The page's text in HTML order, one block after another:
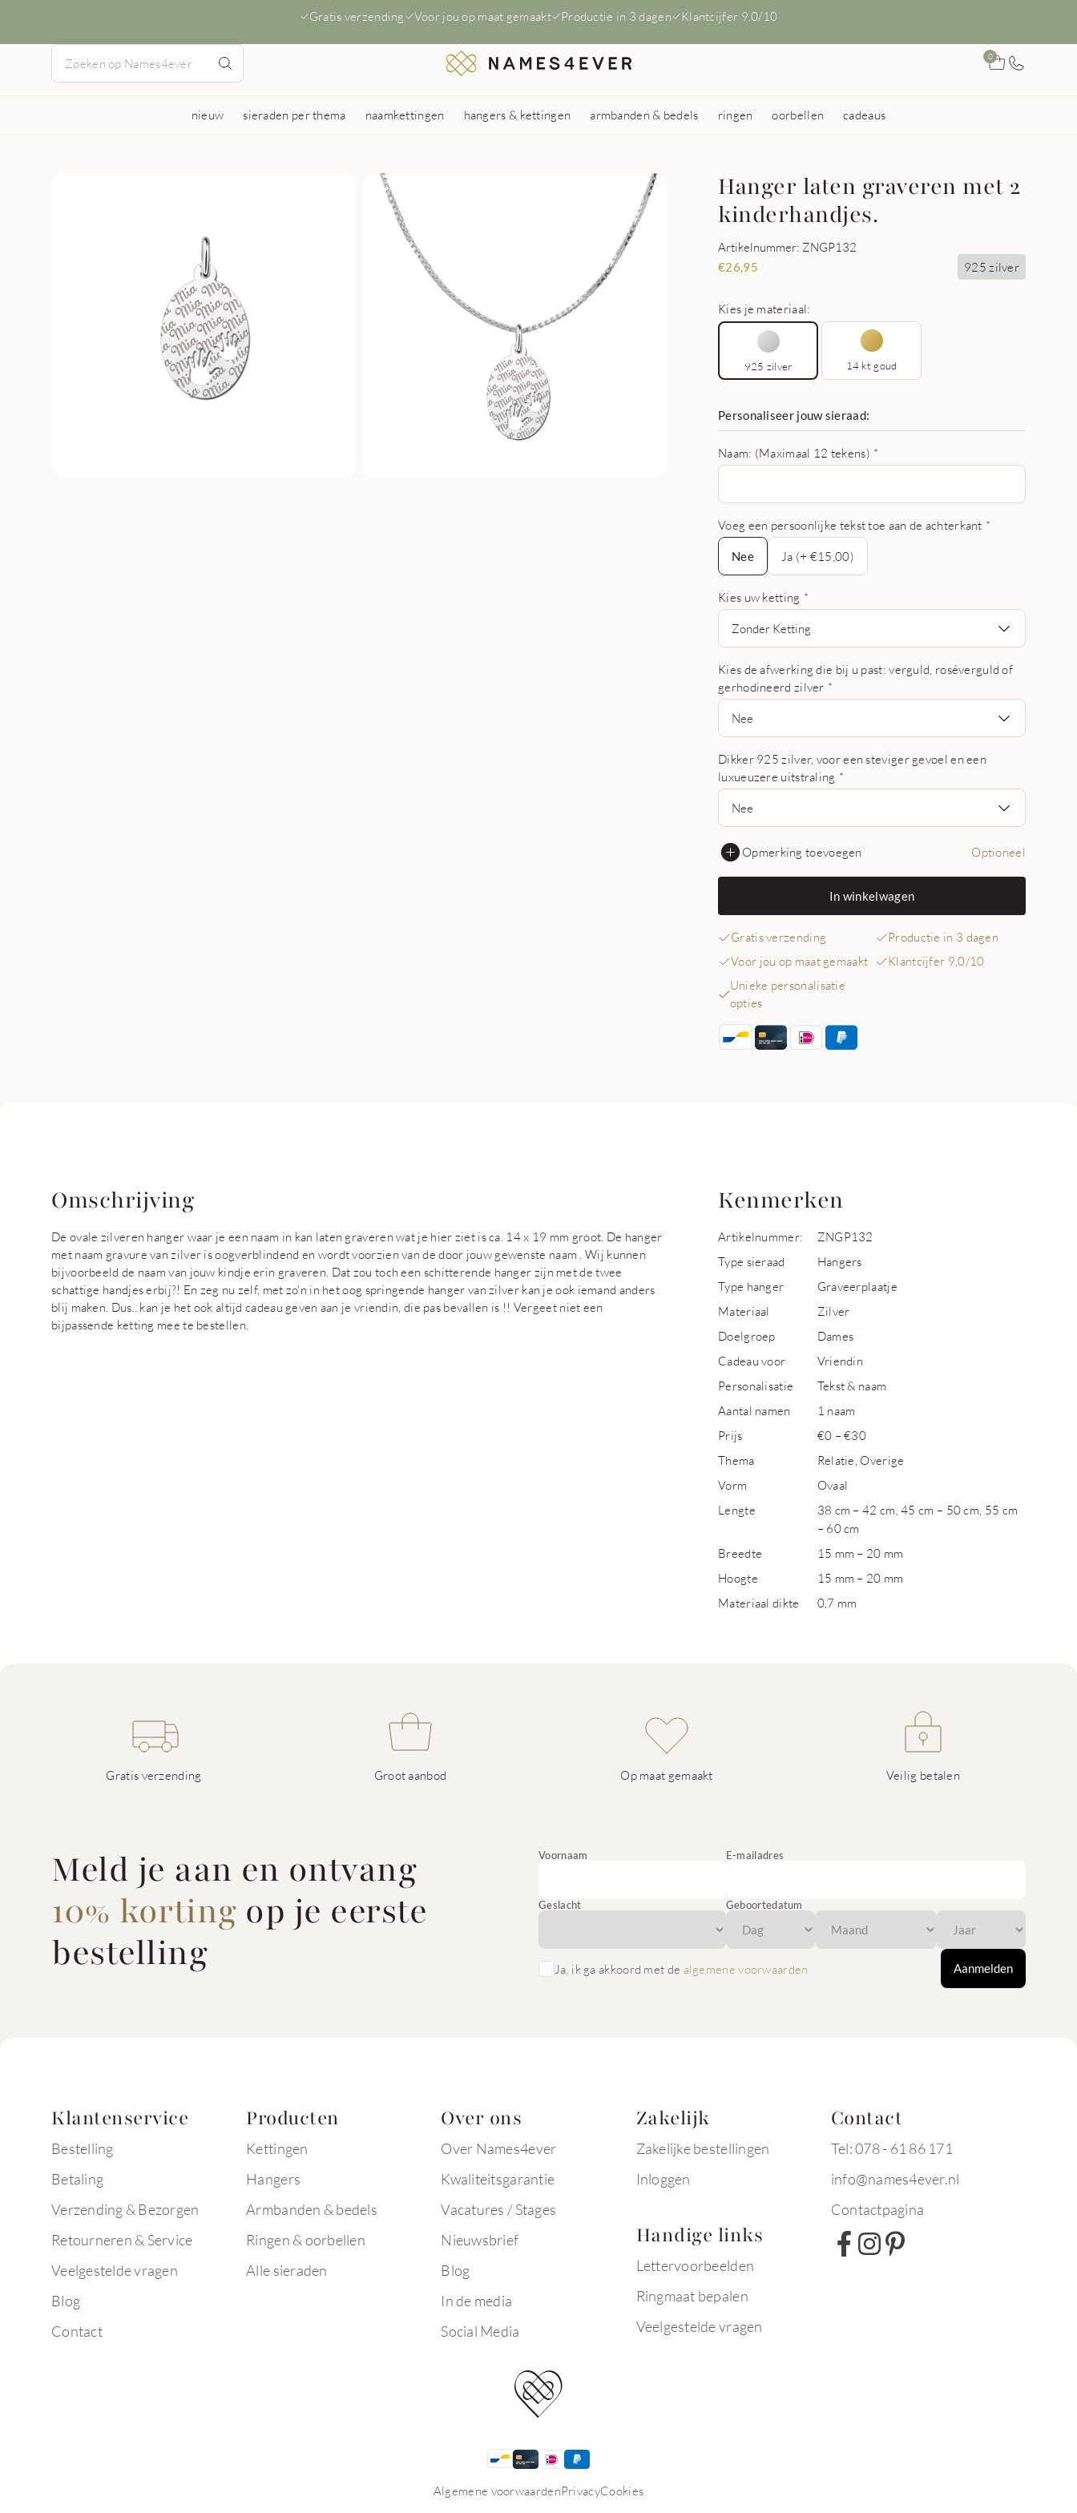
Gratis verzending Voor jou op maat gemaakt Productie in 3 dagen Klantcijfer 9.0/10
0
nieuw sieraden per thema naamkettingen hangers & kettingen armbanden & bedels ringen oorbellen cadeaus
Hanger laten graveren met 2
kinderhandjes.
Artikelnummer: ZNGP132
€26,95 925 zilver
Kies je materiaal:
925 zilver 14 kt goud
Personaliseer jouw sieraad:
Naam: (Maximaal 12 tekens) *
Voeg een persoonlijke tekst toe aan de achterkant *
Nee
Nee
Ja (+ €15,00)
Kies uw ketting *
Zonder Ketting
Kies de afwerking die bij u past: verguld, roséverguld of
gerhodineerd zilver *
Nee
Dikker 925 zilver, voor een steviger gevoel en een
luxueuzere uitstraling *
Nee
Opmerking toevoegen Optioneel
In winkelwagen
Gratis verzending
Productie in 3 dagen
Voor jou op maat gemaakt
Klantcijfer 9,0/10
Unieke personalisatie
opties
Omschrijving
De ovale zilveren hanger waar je een naam in kan laten graveren wat je hier ziet is ca. 14 x 19 mm groot. De hanger
met naam gravure van zilver is oogverblindend en wordt voorzien van de door jouw gewenste naam . Wij kunnen
bijvoorbeeld de naam van jouw kindje erin graveren. Dat zou toch een schitterende hanger zijn met de twee
schattige handjes erbij?! En zeg nu zelf, met zo'n in het oog springende hanger van zilver kan je ook iemand anders
blij maken. Dus.. kan je het ook altijd cadeau geven aan je vriendin, die pas bevallen is !! Vergeet niet een
bijpassende ketting mee te bestellen.
Kenmerken
Artikelnummer:
ZNGP132
Type sieraad
Hangers
Type hanger
Graveerplaatje
Materiaal
Zilver
Doelgroep
Dames
Cadeau voor
Vriendin
Personalisatie
Tekst & naam
Aantal namen
1 naam
Prijs
€0 – €30
Thema
Relatie, Overige
Vorm
Ovaal
Lengte
38 cm – 42 cm, 45 cm – 50 cm, 55 cm
– 60 cm
Breedte
15 mm – 20 mm
Hoogte
15 mm – 20 mm
Materiaal dikte
0,7 mm
Gratis verzending Groot aanbod Op maat gemaakt Veilig betalen
Meld je aan en ontvang
10% korting op je eerste
bestelling
Voornaam E-mailadres
Geslacht Geboortedatum
Ja, ik ga akkoord met de algemene voorwaarden Aanmelden
Klantenservice
Bestelling
Betaling
Verzending & Bezorgen
Retourneren & Service
Veelgestelde vragen
Blog
Contact
Producten
Kettingen
Hangers
Armbanden & bedels
Ringen & oorbellen
Alle sieraden
Over ons
Over Names4ever
Kwaliteitsgarantie
Vacatures / Stages
Nieuwsbrief
Blog
In de media
Social Media
Zakelijk
Zakelijke bestellingen
Inloggen
Handige links
Lettervoorbeelden
Ringmaat bepalen
Veelgestelde vragen
Contact
Tel: 078 - 61 86 171
info@names4ever.nl
Contactpagina
Algemene voorwaardenPrivacyCookies